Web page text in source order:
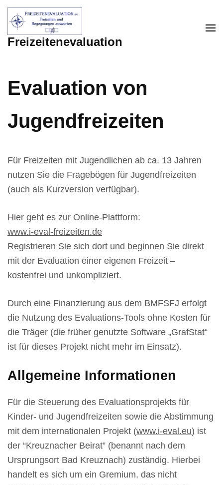
Zum
Inhalt
springen
Freizeitenevaluation
Evaluation von
Jugendfreizeiten
Für Freizeiten mit Jugendlichen ab ca. 13 Jahren
nutzen Sie die Fragebögen für Jugendfreizeiten
(auch als Kurzversion verfügbar).
Hier geht es zur Online-Plattform:
www.i-eval-freizeiten.de
Registrieren Sie sich dort und beginnen Sie direkt
mit der Evaluation einer eigenen Freizeit –
kostenfrei und unkompliziert.
Durch eine Finanzierung aus dem BMFSFJ erfolgt
die Nutzung des Evaluations-Tools ohne Kosten für
die Träger (die früher genutzte Software „GrafStat“
ist für dieses Projekt nicht mehr im Einsatz).
Allgemeine Informationen
Für die Steuerung des Evaluationsprojekts für
Kinder- und Jugendfreizeiten sowie die Abstimmung
mit dem internationalen Projekt (www.i-eval.eu) ist
der “Kreuznacher Beirat” (benannt nach dem
Ursprungsort Bad Kreuznach) zuständig. Hierbei
handelt es sich um ein Gremium, das nicht